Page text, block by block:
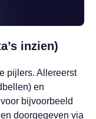
inzien)
pijlers. Allereerst
en
bijvoorbeeld
doorgegeven via